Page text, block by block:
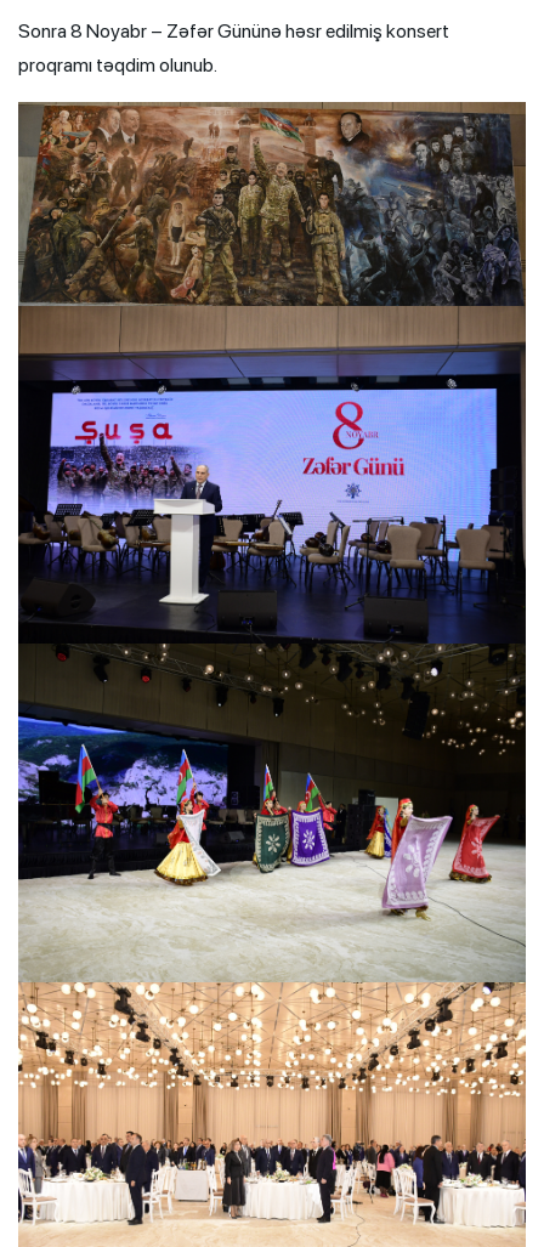
Sonra 8 Noyabr – Zəfər Gününə həsr edilmiş konsert
proqramı təqdim olunub.